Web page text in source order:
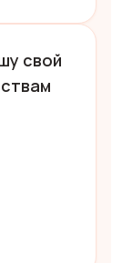
свой